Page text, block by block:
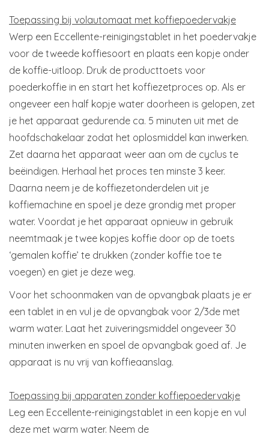
Toepassing bij volautomaat met koffiepoedervakje
Werp een Eccellente-reinigingstablet in het poedervakje
voor de tweede koffiesoort en plaats een kopje onder
de koffie-uitloop. Druk de producttoets voor
poederkoffie in en start het koffiezetproces op. Als er
ongeveer een half kopje water doorheen is gelopen, zet
je het apparaat gedurende ca. 5 minuten uit met de
hoofdschakelaar zodat het oplosmiddel kan inwerken.
Zet daarna het apparaat weer aan om de cyclus te
beëindigen. Herhaal het proces ten minste 3 keer.
Daarna neem je de koffiezetonderdelen uit je
koffiemachine en spoel je deze grondig met proper
water. Voordat je het apparaat opnieuw in gebruik
neemtmaak je twee kopjes koffie door op de toets
‘gemalen koffie’ te drukken (zonder koffie toe te
voegen) en giet je deze weg.
Voor het schoonmaken van de opvangbak plaats je er
een tablet in en vul je de opvangbak voor 2/3de met
warm water. Laat het zuiveringsmiddel ongeveer 30
minuten inwerken en spoel de opvangbak goed af. Je
apparaat is nu vrij van koffieaanslag.
Toepassing bij apparaten zonder koffiepoedervakje
Leg een Eccellente-reinigingstablet in een kopje en vul
deze met warm water. Neem de